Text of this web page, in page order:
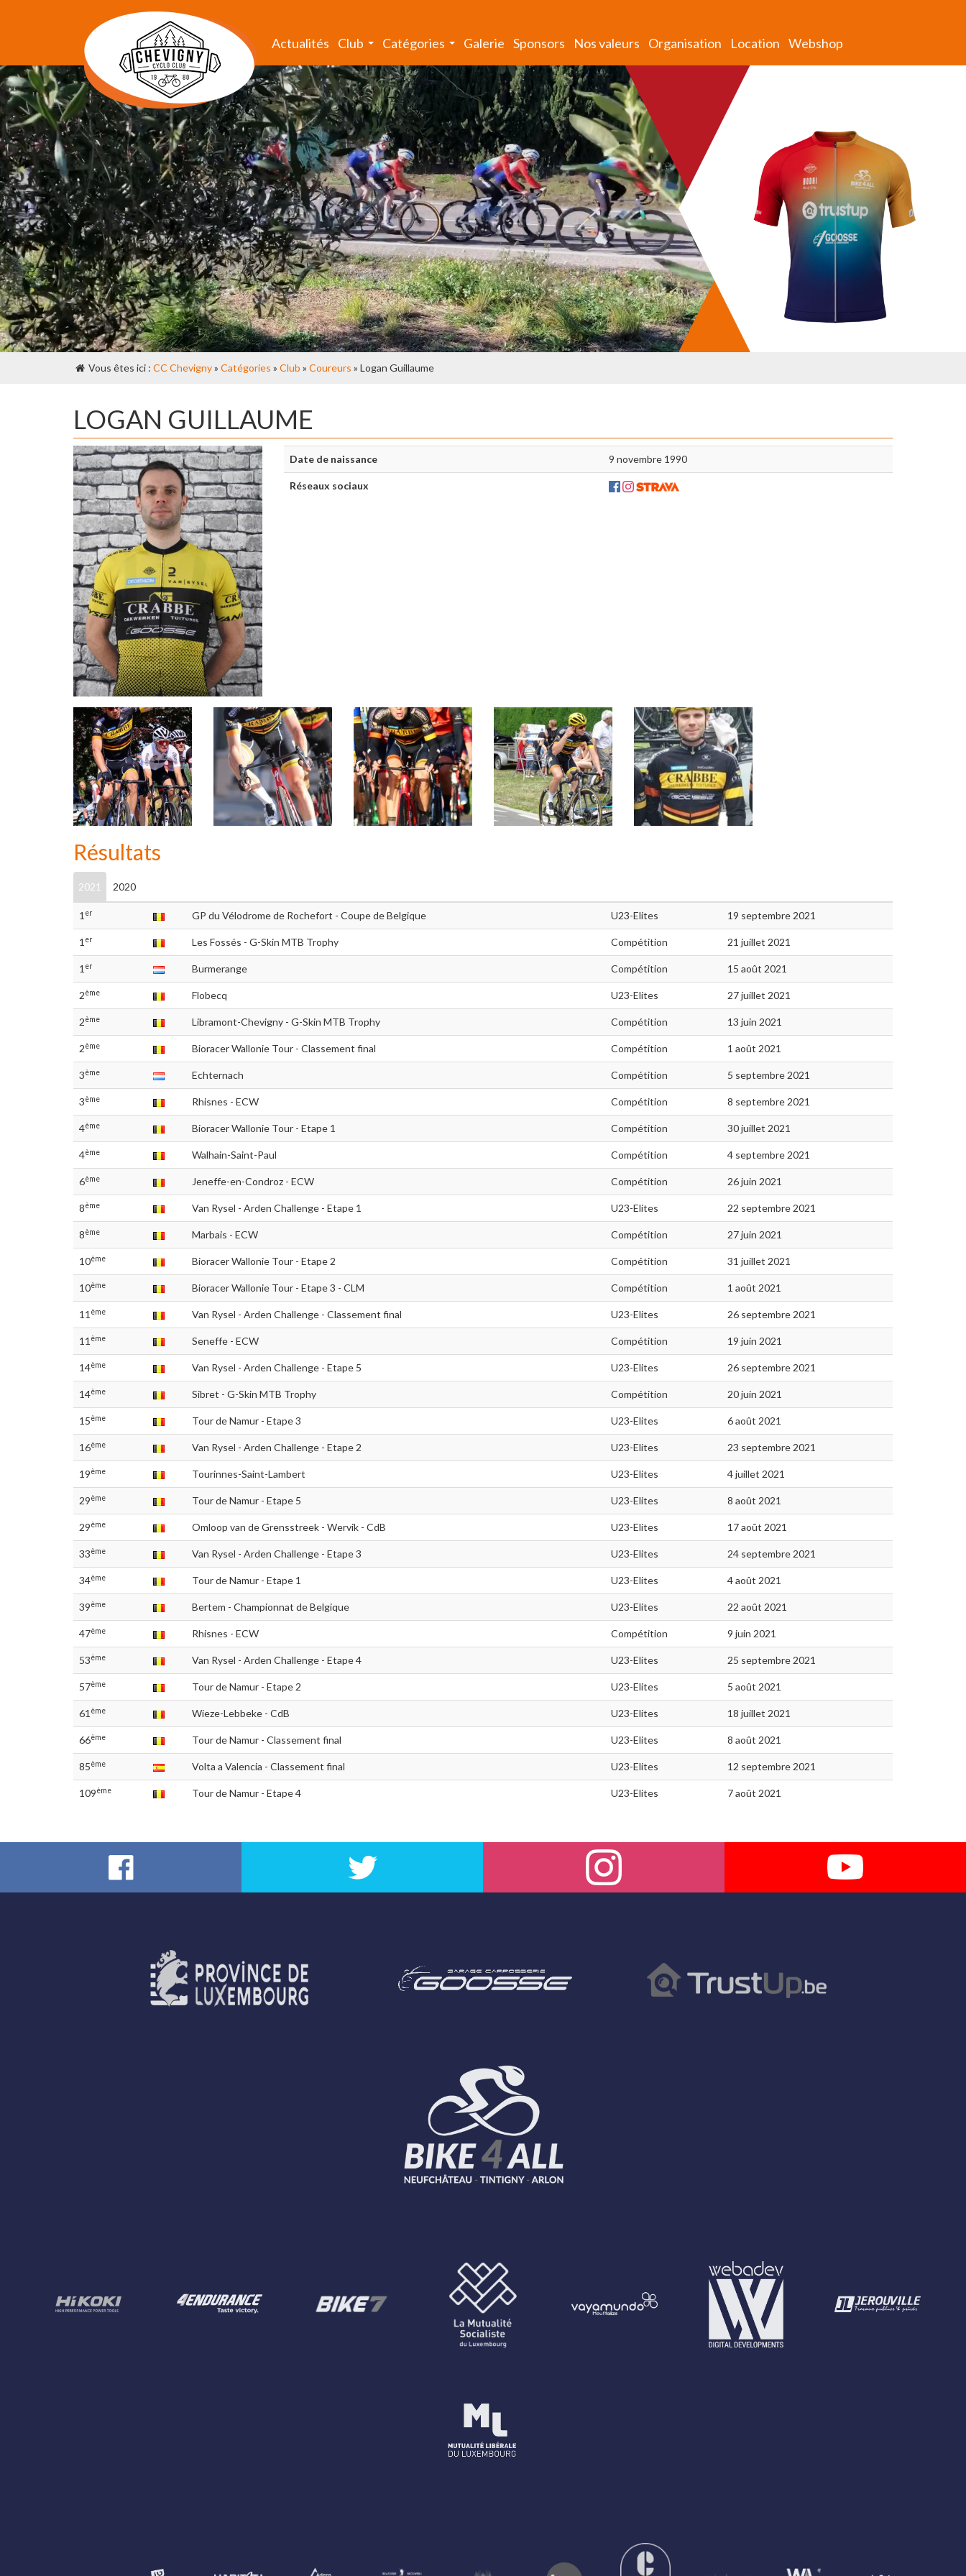
Actualités Club Catégories Galerie Sponsors Nos valeurs Organisation Location Webshop
Vous êtes ici : CC Chevigny» Catégories » Club » Coureurs » Logan Guillaume
LOGAN GUILLAUME
Date de naissance 9 novembre 1990
Réseaux sociaux
Résultats
2021 2020
1 er GP du Vélodrome de Rochefort - Coupe de Belgique U23-Elites 19 septembre 2021
1 er Les Fossés - G-Skin MTB Trophy Compétition 21 juillet 2021
1 er Burmerange Compétition 15 août 2021
2ème Flobecq U23-Elites 27 juillet 2021
2ème Libramont-Chevigny - G-Skin MTB Trophy Compétition 13 juin 2021
2ème Bioracer Wallonie Tour - Classement final Compétition 1 août 2021
3ème Echternach Compétition 5 septembre 2021
3ème Rhisnes - ECW Compétition 8 septembre 2021
4ème Bioracer Wallonie Tour - Etape 1 Compétition 30 juillet 2021
4ème Walhain-Saint-Paul Compétition 4 septembre 2021
6ème Jeneffe-en-Condroz - ECW Compétition 26 juin 2021
8ème Van Rysel - Arden Challenge - Etape 1 U23-Elites 22 septembre 2021
8ème Marbais - ECW Compétition 27 juin 2021
10ème Bioracer Wallonie Tour - Etape 2 Compétition 31 juillet 2021
10ème Bioracer Wallonie Tour - Etape 3 - CLM Compétition 1 août 2021
11 ème Van Rysel - Arden Challenge - Classement final U23-Elites 26 septembre 2021
11 ème Seneffe - ECW Compétition 19 juin 2021
14ème Van Rysel - Arden Challenge - Etape 5 U23-Elites 26 septembre 2021
14ème Sibret - G-Skin MTB Trophy Compétition 20 juin 2021
15ème Tour de Namur - Etape 3 U23-Elites 6 août 2021
16ème Van Rysel - Arden Challenge - Etape 2 U23-Elites 23 septembre 2021
19ème Tourinnes-Saint-Lambert U23-Elites 4 juillet 2021
29ème Tour de Namur - Etape 5 U23-Elites 8 août 2021
29ème Omloop van de Grensstreek - Wervik - CdB U23-Elites 17 août 2021
33ème Van Rysel - Arden Challenge - Etape 3 U23-Elites 24 septembre 2021
34ème Tour de Namur - Etape 1 U23-Elites 4 août 2021
39ème Bertem - Championnat de Belgique U23-Elites 22 août 2021
47ème Rhisnes - ECW Compétition 9 juin 2021
53ème Van Rysel - Arden Challenge - Etape 4 U23-Elites 25 septembre 2021
57ème Tour de Namur - Etape 2 U23-Elites 5 août 2021
61 ème Wieze-Lebbeke - CdB U23-Elites 18 juillet 2021
66ème Tour de Namur - Classement final U23-Elites 8 août 2021
85ème Volta a Valencia - Classement final U23-Elites 12 septembre 2021
109ème Tour de Namur - Etape 4 U23-Elites 7 août 2021